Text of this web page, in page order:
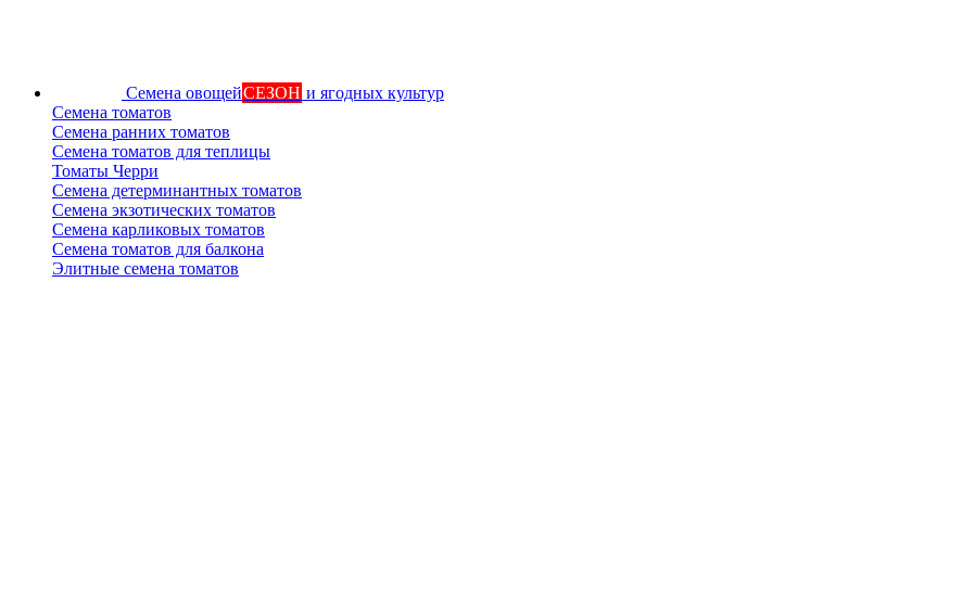
Семена овощейСЕЗОН и ягодных культур
Семена томатов
Семена ранних томатов
Семена томатов для теплицы
Томаты Черри
Семена детерминантных томатов
Семена экзотических томатов
Семена карликовых томатов
Семена томатов для балкона
Элитные семена томатов